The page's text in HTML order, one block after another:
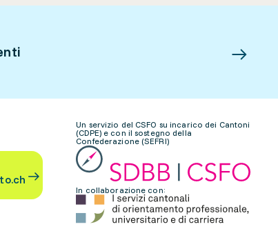
Un servizio del CSFO su incarico dei Cantoni
(CDPE) e con il sostegno della
Confederazione (SEFRI)
In collaborazione con: